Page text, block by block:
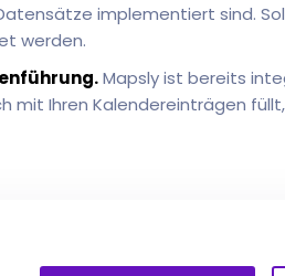
implementiert sind.
werden.
Mapsly ist bereits
Ihren Kalendereinträgen